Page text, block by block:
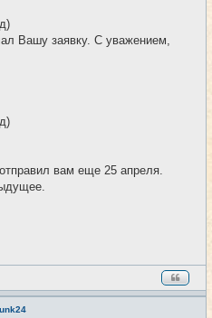
Вашу заявку. С уважением,
вам еще 25 апреля.